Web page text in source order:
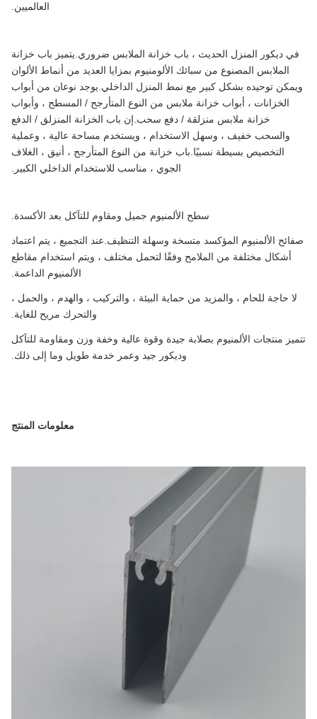
العالميين.
في ديكور المنزل الحديث ، باب خزانة الملابس ضروري.يتميز باب خزانة
الملابس المصنوع من سبائك الألومنيوم بمزايا العديد من أنماط الألوان
ويمكن توحيده بشكل كبير مع نمط المنزل الداخلي.يوجد نوعان من أبواب
الخزانات ، أبواب خزانة ملابس من النوع المتأرجح / المسطح ، وأبواب
خزانة ملابس منزلقة / دفع سحب.إن باب الخزانة المنزلق / الدفع
والسحب خفيف ، وسهل الاستخدام ، ويستخدم مساحة عالية ، وعملية
التخصيص بسيطة نسبيًا.باب خزانة من النوع المتأرجح ، أنيق ، الغلاف
الجوي ، مناسب للاستخدام الداخلي الكبير.
سطح الألمنيوم جميل ومقاوم للتآكل بعد الأكسدة.
صفائح الألمنيوم المؤكسد متسخة وسهلة التنظيف.عند التجميع ، يتم اعتماد
أشكال مختلفة من الملامح وفقًا لتحمل مختلف ، ويتم استخدام مقاطع
الألمنيوم الداعمة.
لا حاجة للحام ، والمزيد من حماية البيئة ، والتركيب ، والهدم ، والحمل ،
والتحرك مريح للغاية.
تتميز منتجات الألمنيوم بصلابة جيدة وقوة عالية وخفة وزن ومقاومة للتآكل
وديكور جيد وعمر خدمة طويل وما إلى ذلك.
معلومات المنتج